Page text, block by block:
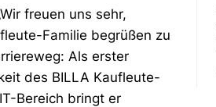
freuen uns sehr,
Familie begrüßen zu
Als erster
des BILLA Kaufleute-
Bereich bringt er